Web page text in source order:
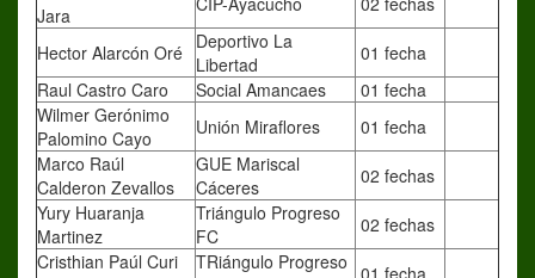
Jara
Hector Alarcón Oré Deportivo La
Libertad
01 fecha
Raul Castro Caro
Social Amancaes
01 fecha
Wilmer Gerónimo
Palomino Cayo
Unión Miraflores
01 fecha
Marco Raúl
Calderon Zevallos
GUE Mariscal
Cáceres
02 fechas
Yury Huaranja
Martinez
Triángulo Progreso
FC
02 fechas
Cristhian Paúl Curi
TRiángulo Progreso 01 fecha